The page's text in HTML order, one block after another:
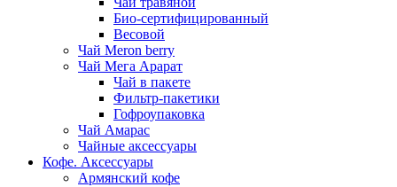
Био-сертифицированный
Весовой
Чай Meron berry
Чай Мега Арарат
Чай в пакете
Фильтр-пакетики
Гофроупаковка
Чай Амарас
Чайные аксессуары
Кофе. Аксессуары
Армянский кофе